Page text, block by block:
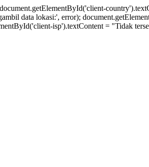
data lokasi:', error);
isp').textContent = "Tidak